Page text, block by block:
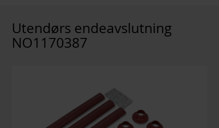
Utendørs endeavslutning
NO1170387